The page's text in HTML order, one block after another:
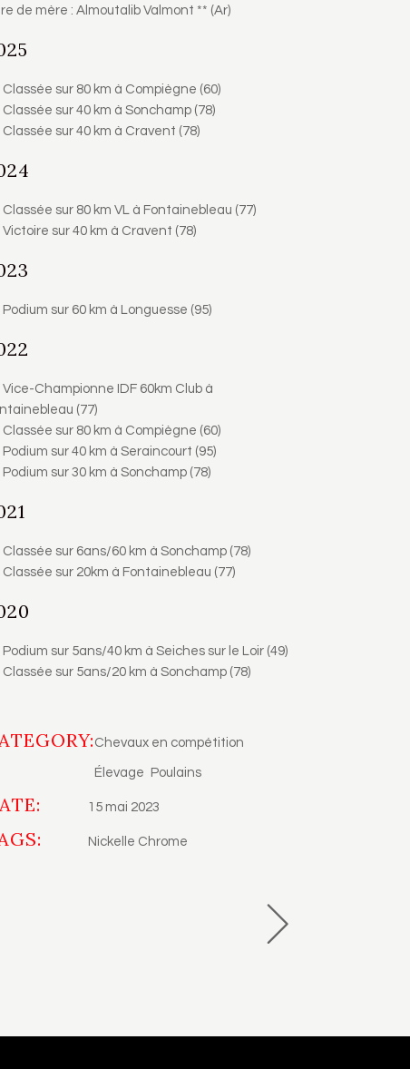
de mère : Almoutalib Valmont ** (Ar)
Classée sur 80 km à Compiègne (60)
Classée sur 40 km à Sonchamp (78)
Classée sur 40 km à Cravent (78)
Classée sur 80 km VL à Fontainebleau (77)
Victoire sur 40 km à Cravent (78)
Podium sur 60 km à Longuesse (95)
Vice-Championne IDF 60km Club à
(77)
Classée sur 80 km à Compiègne (60)
Podium sur 40 km à Seraincourt (95)
Podium sur 30 km à Sonchamp (78)
Classée sur 6ans/60 km à Sonchamp (78)
Classée sur 20km à Fontainebleau (77)
Podium sur 5ans/40 km à Seiches sur le Loir (49)
Classée sur 5ans/20 km à Sonchamp (78)
Chevaux en compétition
Élevage Poulains
15 mai 2023
Nickelle Chrome